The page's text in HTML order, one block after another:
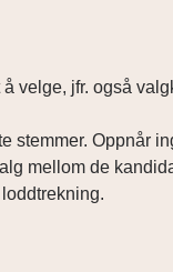
velge, jfr. også
stemmer. Oppnår
mellom de